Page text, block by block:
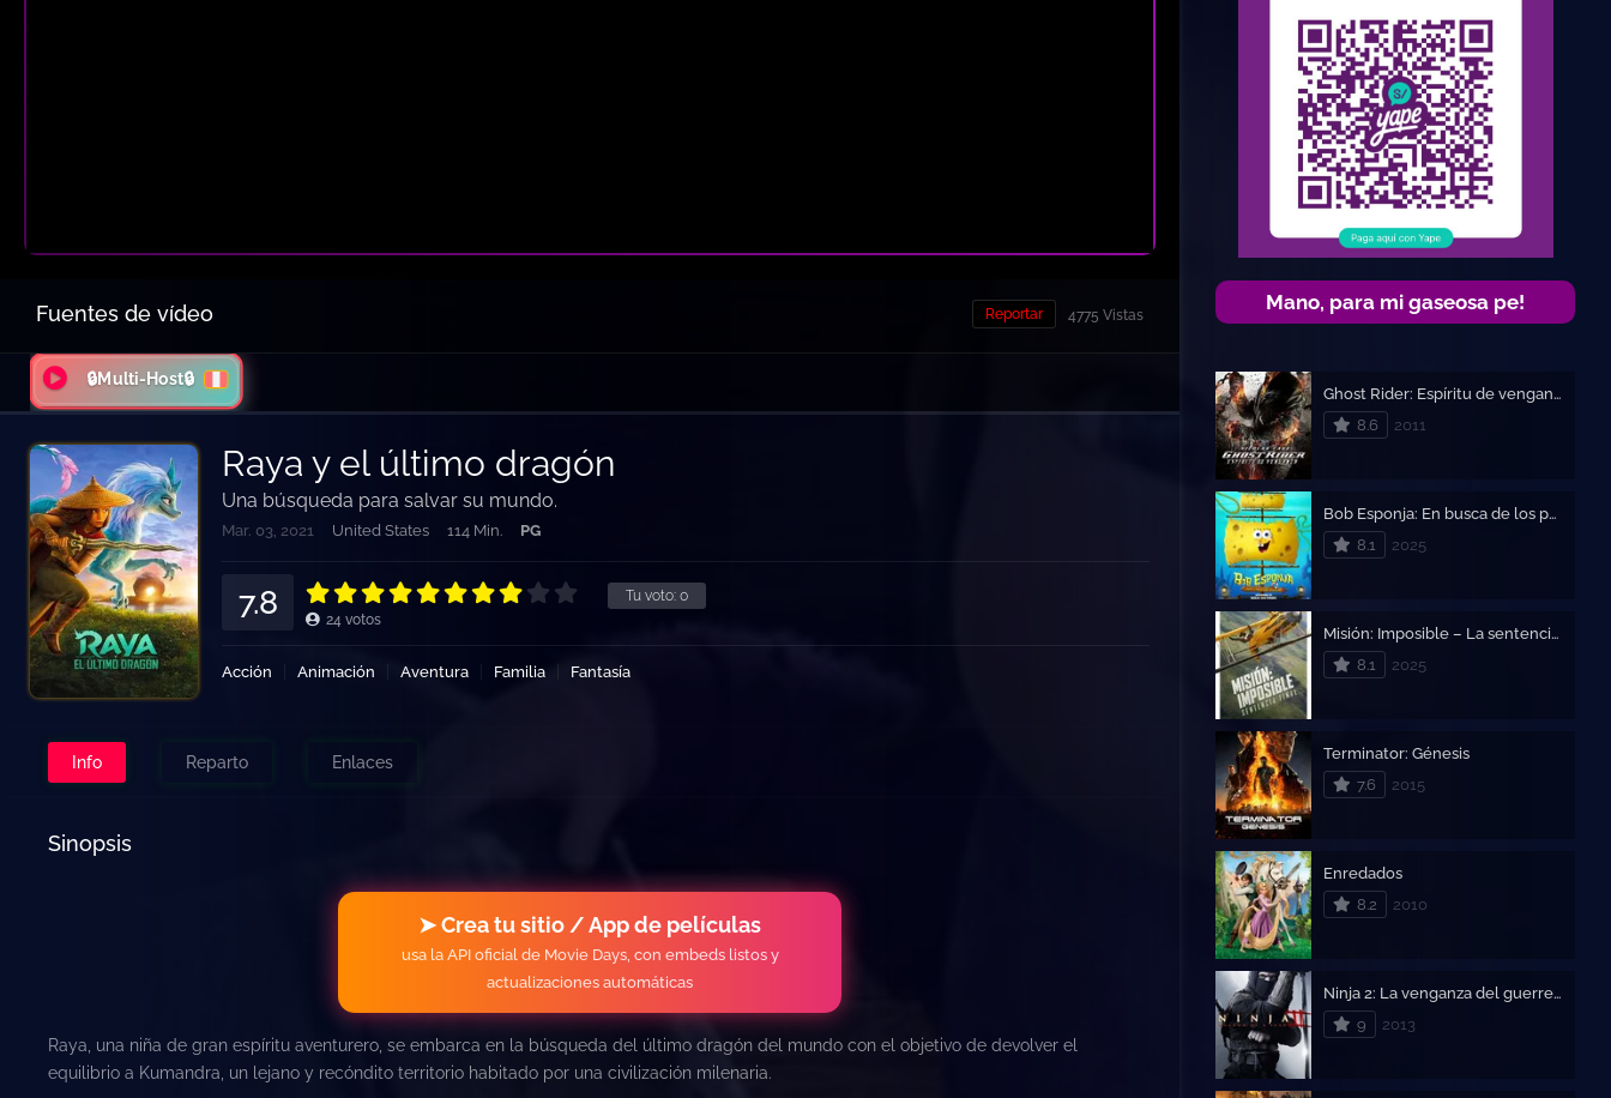
Fuentes de vídeo 4775 Vistas
Reportar
🔒Multi-Host🔒
Raya y el último dragón
Una búsqueda para salvar su mundo.
Mar. 03, 2021 United States 114 Min. PG
Tu voto: 0
7.8 24 votos
Acción Animación Aventura Familia Fantasía
Info Reparto Enlaces
Sinopsis
➤ Crea tu sitio / App de películas
usa la API oficial de Movie Days, con embeds listos y
actualizaciones automáticas
Raya, una niña de gran espíritu aventurero, se embarca en la búsqueda del último dragón del mundo con el objetivo de devolver el
equilibrio a Kumandra, un lejano y recóndito territorio habitado por una civilización milenaria.
Mano, para mi gaseosa pe!
Ghost Rider: Espíritu de venganza
8.6
2011
Bob Esponja: En busca de los pantalones cuadrados
8.1
2025
Misión: Imposible – La sentencia final
8.1
2025
Terminator: Génesis
7.6
2015
Enredados
8.2
2010
Ninja 2: La venganza del guerrero
9
2013